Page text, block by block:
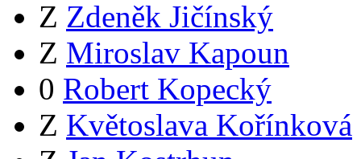
Z Zdeněk Jičínský
Z Miroslav Kapoun
0 Robert Kopecký
Z Květoslava Kořínková